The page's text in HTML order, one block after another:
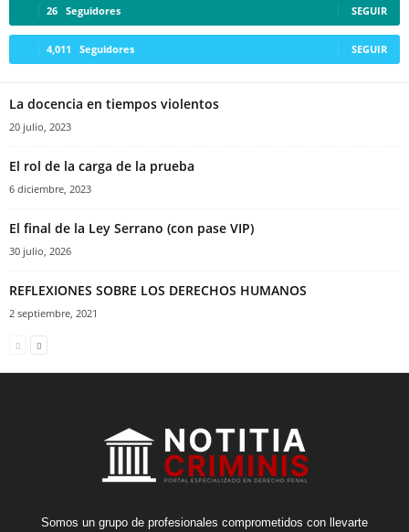
26 Seguidores SEGUIR
4,011 Seguidores SEGUIR
La docencia en tiempos violentos
20 julio, 2023
El rol de la carga de la prueba
6 diciembre, 2023
El final de la Ley Serrano (con pase VIP)
30 julio, 2026
REFLEXIONES SOBRE LOS DERECHOS HUMANOS
2 septiembre, 2021
Somos un grupo de profesionales comprometidos con llevarte